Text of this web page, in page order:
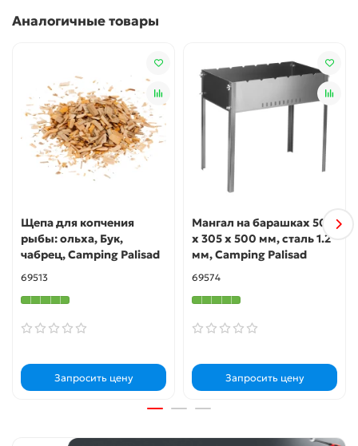
Аналогичные товары
Щепа для копчения
рыбы: ольха, Бук,
чабрец, Camping Palisad
69513
Запросить цену
Мангал на барашках 500
х 305 х 500 мм, сталь 1.2
мм, Camping Palisad
69574
Запросить цену